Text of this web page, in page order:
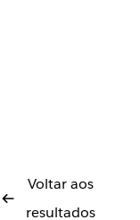
Voltar aos
resultados